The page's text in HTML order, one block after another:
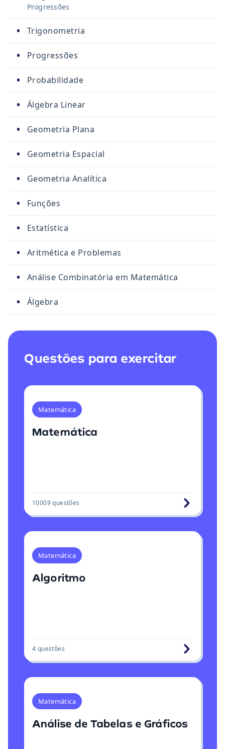
Progressões
• Trigonometria
• Progressões
• Probabilidade
• Álgebra Linear
• Geometria Plana
• Geometria Espacial
• Geometria Analítica
• Funções
• Estatística
• Aritmética e Problemas
• Análise Combinatória em Matemática
• Álgebra
Questões para exercitar
Matemática
Matemática
10009questões
Matemática
Algoritmo
4 questões
Matemática
Análise de Tabelas e Gráficos